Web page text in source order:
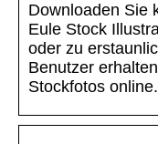
Downloaden Sie
Eule Stock
oder zu
Benutzer
Stockfotos online.